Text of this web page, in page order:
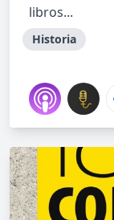
libros...
Historia